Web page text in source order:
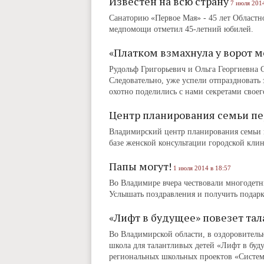
7 июля
Санаторию «Первое Мая» - 45 лет
медпомощи отметил 45-летний юбилей.
«Платком взмахнула у ворот
Рудольф Григорьевич и Ольга
Следовательно, уже успели
охотно поделились с нами секретами
Центр планирования семьи
Владимирский центр планирования семьи
базе женской консультации городской
Папы могут! 1 июля 2014 в 18:57
Во Владимире вчера чествовали
Услышать поздравления и получить
«Лифт в будущее» повезет
Во Владимирской области, в
школа для талантливых детей «Лифт в
региональных школьных проектов